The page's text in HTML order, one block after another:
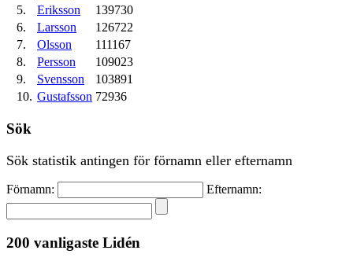
5.
Eriksson
139730
6.
Larsson
126722
7.
Olsson
111167
8.
Persson
109023
9.
Svensson
103891
10. Gustafsson 72936
Sök
Sök statistik antingen för förnamn eller efternamn
Förnamn: Efternamn:
200 vanligaste Lidén